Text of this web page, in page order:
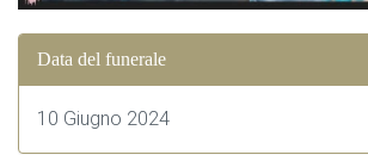
Data del funerale
10 Giugno 2024